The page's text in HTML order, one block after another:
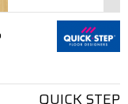
QUICK STEP